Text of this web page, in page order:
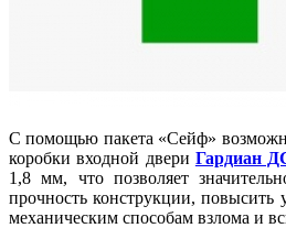
С помощью пакета «Сейф»
коробки входной двери Гардиан
1,8 мм, что позволяет
прочность конструкции, повысить
механическим способам взлома и